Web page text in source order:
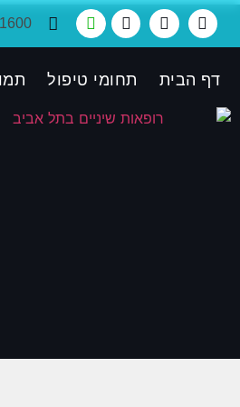
דף הבית תחומי טיפול